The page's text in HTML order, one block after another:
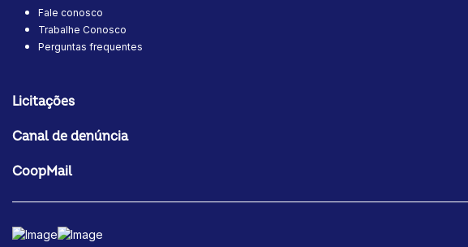
Fale conosco
Trabalhe Conosco
Perguntas frequentes
Licitações
Canal de denúncia
CoopMail